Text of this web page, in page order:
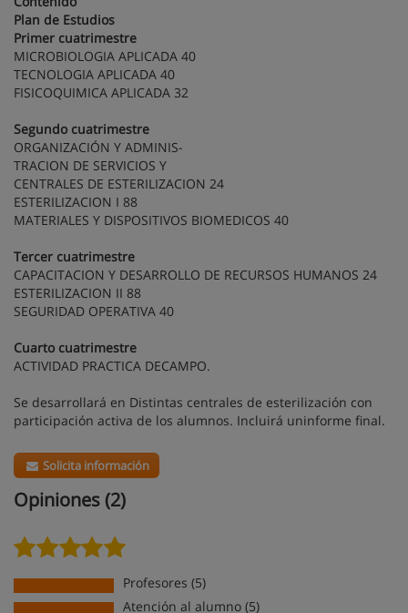
Plan de Estudios
Primer cuatrimestre
MICROBIOLOGIA APLICADA 40
TECNOLOGIA APLICADA 40
FISICOQUIMICA APLICADA 32
Segundo cuatrimestre
ORGANIZACIÓN Y ADMINIS-
TRACION DE SERVICIOS Y
CENTRALES DE ESTERILIZACION 24
ESTERILIZACION I 88
MATERIALES Y DISPOSITIVOS BIOMEDICOS 40
Tercer cuatrimestre
CAPACITACION Y DESARROLLO DE RECURSOS HUMANOS 24
ESTERILIZACION II 88
SEGURIDAD OPERATIVA 40
Cuarto cuatrimestre
ACTIVIDAD PRACTICA DECAMPO.
Se desarrollará en Distintas centrales de esterilización con
participación activa de los alumnos. Incluirá uninforme final.
Solicita información
Opiniones (2)
Profesores (5)
Atención al alumno (5)